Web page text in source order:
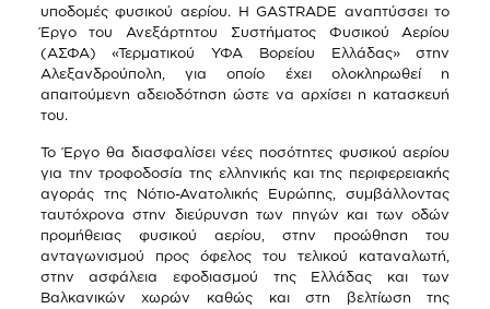
υποδομές φυσικού αερίου. Η GASTRADE αναπτύσσει το
Έργο του Ανεξάρτητου Συστήματος Φυσικού Αερίου
(ΑΣΦΑ) «Τερματικού ΥΦΑ Βορείου Ελλάδας» στην
Αλεξανδρούπολη, για οποίο έχει ολοκληρωθεί η
απαιτούμενη αδειοδότηση ώστε να αρχίσει η κατασκευή
του.
Το Έργο θα διασφαλίσει νέες ποσότητες φυσικού αερίου
για την τροφοδοσία της ελληνικής και της περιφερειακής
αγοράς της Νότιο-Ανατολικής Ευρώπης, συμβάλλοντας
ταυτόχρονα στην διεύρυνση των πηγών και των οδών
προμήθειας φυσικού αερίου, στην προώθηση του
ανταγωνισμού προς όφελος του τελικού καταναλωτή,
στην ασφάλεια εφοδιασμού της Ελλάδας και των
Βαλκανικών χωρών καθώς και στη βελτίωση της